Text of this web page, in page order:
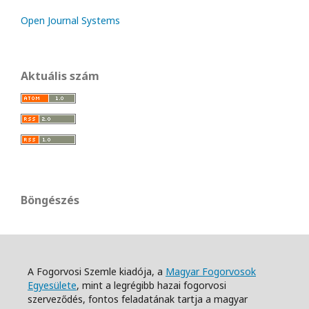
Open Journal Systems
Aktuális szám
Böngészés
A Fogorvosi Szemle kiadója, a Magyar Fogorvosok
Egyesülete, mint a legrégibb hazai fogorvosi
szerveződés, fontos feladatának tartja a magyar